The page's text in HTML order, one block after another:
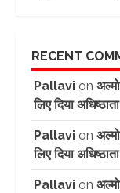
RECENT
Pallavi on
लिए दिया
Pallavi on
लिए दिया
Pallavi on